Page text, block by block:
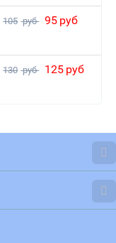
105 руб 95 руб
130 руб 125 руб